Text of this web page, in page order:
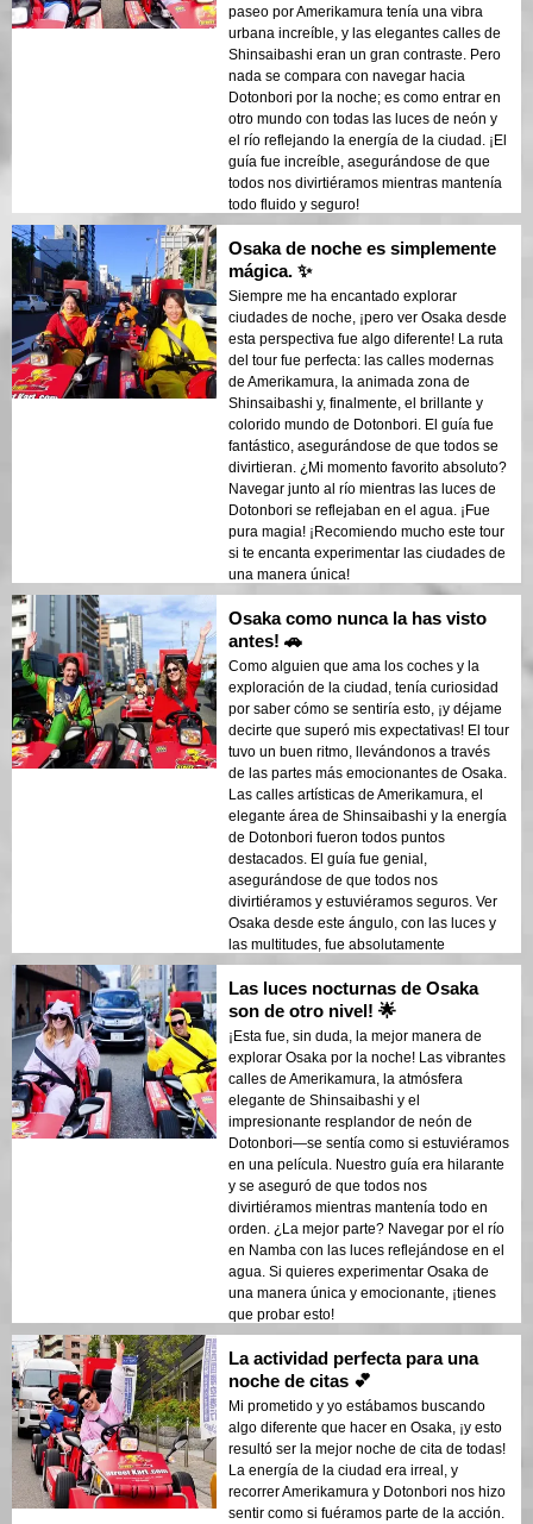
paseo por Amerikamura tenía una vibra
urbana increíble, y las elegantes calles de
Shinsaibashi eran un gran contraste. Pero
nada se compara con navegar hacia
Dotonbori por la noche; es como entrar en
otro mundo con todas las luces de neón y
el río reflejando la energía de la ciudad. ¡El
guía fue increíble, asegurándose de que
todos nos divirtiéramos mientras mantenía
todo fluido y seguro!
Osaka de noche es simplemente
mágica. ✨
Siempre me ha encantado explorar
ciudades de noche, ¡pero ver Osaka desde
esta perspectiva fue algo diferente! La ruta
del tour fue perfecta: las calles modernas
de Amerikamura, la animada zona de
Shinsaibashi y, finalmente, el brillante y
colorido mundo de Dotonbori. El guía fue
fantástico, asegurándose de que todos se
divirtieran. ¿Mi momento favorito absoluto?
Navegar junto al río mientras las luces de
Dotonbori se reflejaban en el agua. ¡Fue
pura magia! ¡Recomiendo mucho este tour
si te encanta experimentar las ciudades de
una manera única!
Osaka como nunca la has visto
antes! 🚗
Como alguien que ama los coches y la
exploración de la ciudad, tenía curiosidad
por saber cómo se sentiría esto, ¡y déjame
decirte que superó mis expectativas! El tour
tuvo un buen ritmo, llevándonos a través
de las partes más emocionantes de Osaka.
Las calles artísticas de Amerikamura, el
elegante área de Shinsaibashi y la energía
de Dotonbori fueron todos puntos
destacados. El guía fue genial,
asegurándose de que todos nos
divirtiéramos y estuviéramos seguros. Ver
Osaka desde este ángulo, con las luces y
las multitudes, fue absolutamente
inolvidable.
Las luces nocturnas de Osaka
son de otro nivel! 🌟
¡Esta fue, sin duda, la mejor manera de
explorar Osaka por la noche! Las vibrantes
calles de Amerikamura, la atmósfera
elegante de Shinsaibashi y el
impresionante resplandor de neón de
Dotonbori—se sentía como si estuviéramos
en una película. Nuestro guía era hilarante
y se aseguró de que todos nos
divirtiéramos mientras mantenía todo en
orden. ¿La mejor parte? Navegar por el río
en Namba con las luces reflejándose en el
agua. Si quieres experimentar Osaka de
una manera única y emocionante, ¡tienes
que probar esto!
La actividad perfecta para una
noche de citas 💕
Mi prometido y yo estábamos buscando
algo diferente que hacer en Osaka, ¡y esto
resultó ser la mejor noche de cita de todas!
La energía de la ciudad era irreal, y
recorrer Amerikamura y Dotonbori nos hizo
sentir como si fuéramos parte de la acción.